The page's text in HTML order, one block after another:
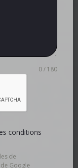
0 / 180
conditions
de
Google